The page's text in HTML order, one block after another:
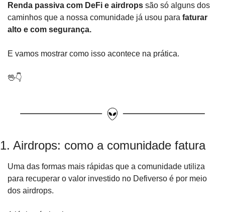
Renda passiva com DeFi e airdrops são só alguns dos
caminhos que a nossa comunidade já usou para faturar
alto e com segurança.
E vamos mostrar como isso acontece na prática.
🖖👇
1. Airdrops: como a comunidade fatura
Uma das formas mais rápidas que a comunidade utiliza
para recuperar o valor investido no Defiverso é por meio
dos airdrops.